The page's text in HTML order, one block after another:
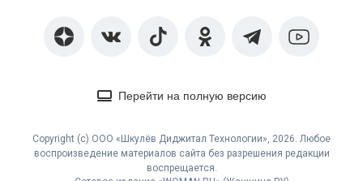
Перейти на полную версию
Copyright (с) ООО «Шкулёв Диджитал Технологии», 2026. Любое
воспроизведение материалов сайта без разрешения редакции
воспрещается.